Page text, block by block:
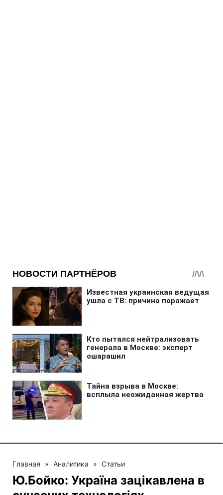
Главная » Аналитика » Статьи
Ю.Бойко: Україна зацікавлена в